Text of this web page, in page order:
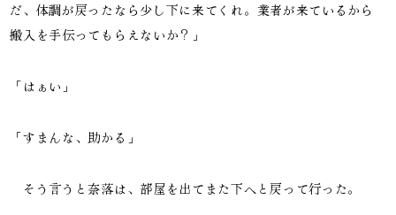
だ、体調が戻ったなら少し下に来てくれ。業者が来ているから
搬入を手伝ってもらえないか？」
「はぁい」
「すまんな、助かる」
そう言うと奈落は、部屋を出てまた下へと戻って行った。